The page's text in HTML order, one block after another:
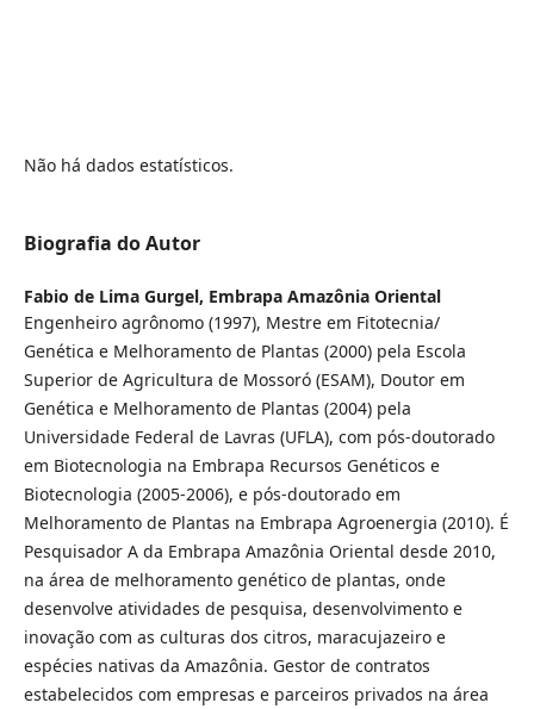
Não há dados estatísticos.
Biografia do Autor
Fabio de Lima Gurgel, Embrapa Amazônia Oriental
Engenheiro agrônomo (1997), Mestre em Fitotecnia/
Genética e Melhoramento de Plantas (2000) pela Escola
Superior de Agricultura de Mossoró (ESAM), Doutor em
Genética e Melhoramento de Plantas (2004) pela
Universidade Federal de Lavras (UFLA), com pós-doutorado
em Biotecnologia na Embrapa Recursos Genéticos e
Biotecnologia (2005-2006), e pós-doutorado em
Melhoramento de Plantas na Embrapa Agroenergia (2010). É
Pesquisador A da Embrapa Amazônia Oriental desde 2010,
na área de melhoramento genético de plantas, onde
desenvolve atividades de pesquisa, desenvolvimento e
inovação com as culturas dos citros, maracujazeiro e
espécies nativas da Amazônia. Gestor de contratos
estabelecidos com empresas e parceiros privados na área